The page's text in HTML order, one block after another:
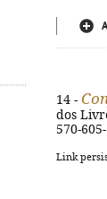
14 -
dos
570-605-
Link